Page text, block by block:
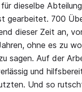
dieselbe
gearbeitet. 700
dieser Zeit an,
ohne es zu
sagen. Auf der
und
Und so